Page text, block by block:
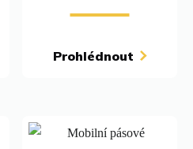
Prohlédnout